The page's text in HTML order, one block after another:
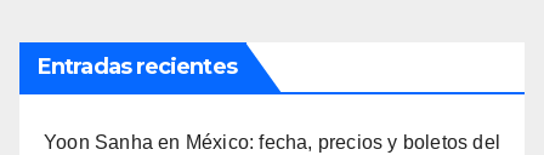
Entradas recientes
Yoon Sanha en México: fecha, precios y boletos del